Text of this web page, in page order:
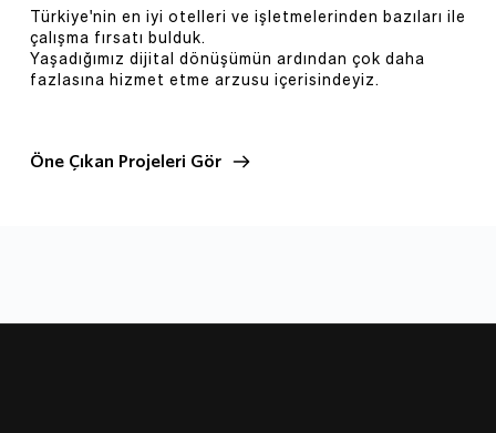
Türkiye'nin en iyi otelleri ve işletmelerinden bazıları ile
çalışma fırsatı bulduk.
Yaşadığımız dijital dönüşümün ardından çok daha
fazlasına hizmet etme arzusu içerisindeyiz.
Öne Çıkan Projeleri Gör